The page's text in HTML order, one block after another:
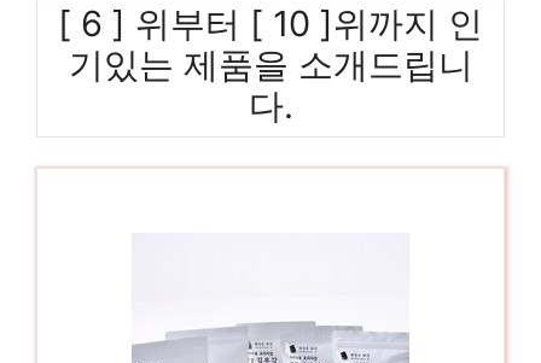
[ 6 ] 위부터 [ 10 ]위까지 인
기있는 제품을 소개드립니
다.